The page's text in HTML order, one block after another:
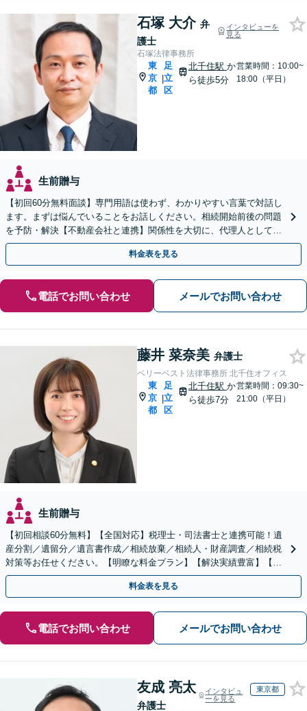
石塚 大介 弁
護士
インタビューを
見る
石塚法律事務所
東
京
都
|
足
立
区
北千住駅 か
ら徒歩5分
営業時間：10:00~
18:00（平日）
生前贈与
【初回60分無料面談】専門用語は使わず、わかりやすい言葉で対話し
ます。まずは悩んでいることをお話しください。相続開始前後の問題
を予防・解決【不動産会社と連携】関係性を大切に、代理人としてあ
なたの利益を守ります【カード利用可】【北千住駅5分】
料金表を見る
電話でお問い合わせ メールでお問い合わせ
藤井 菜奈美 弁護士
ベリーベスト法律事務所 北千住オフィス
東
京
都
|
足
立
区
北千住駅 か
ら徒歩7分
営業時間：09:30~
21:00（平日）
生前贈与
【初回相談60分無料】【全国対応】税理士・司法書士と連携可能！遺
産分割／遺留分／遺言書作成／相続放棄／相続人・財産調査／相続税
対策等お任せください。【明瞭な料金プラン】【解決実績豊富】【電
話相談可】
料金表を見る
電話でお問い合わせ メールでお問い合わせ
友成 亮太
弁護士
インタビュ
ーを見る
東京都